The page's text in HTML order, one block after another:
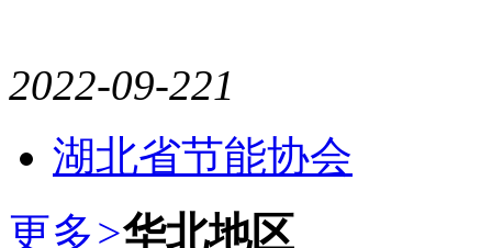
2022-09-221
湖北省节能协会
更多>华北地区